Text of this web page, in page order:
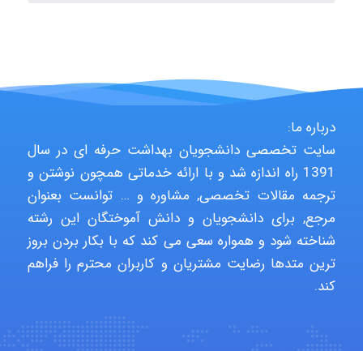
HaddadiMahsa
Niloofar
USER124
درباره ما:
سایت تخصصی دانشجویان بهداشت حرفه ای در سال
1391 راه اندازه شد و با ارائه خدماتی همچون نوشتن و
ترجمه مقالات تخصصی, مشاوره و … توانست بعنوان
مرجع, برای دانشجویان و دانش آموختگان این رشته
شناخته شود و همواره سعی می کند که با بکار بردن بروز
ترین متدها رضایت مشتریان و کاربران محترم را فراهم
کند.